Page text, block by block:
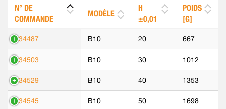
N° DE
COMMANDE
MODÈLE
H
±0,01
POIDS
[G]
534487 B10 20 667
534503 B10 30 1012
534529 B10 40 1353
534545 B10 50 1698